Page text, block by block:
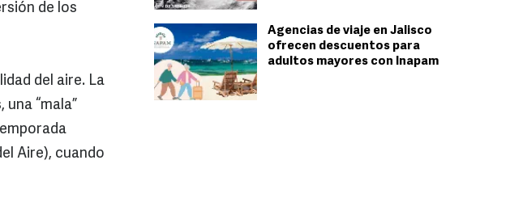
Agencias de viaje en Jalisco
ofrecen descuentos para
adultos mayores con Inapam
de los
del aire. La
“mala”
Aire), cuando